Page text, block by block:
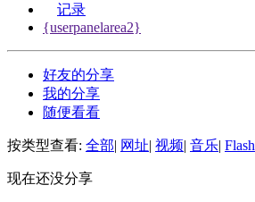
记录
{userpanelarea2}
好友的分享
我的分享
随便看看
按类型查看: 全部| 网址| 视频| 音乐| Flash
现在还没分享